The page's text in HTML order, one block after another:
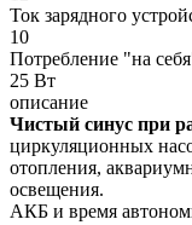
Ток зарядного
10
Потребление "на
25 Вт
описание
Чистый синус при
циркуляционных
отопления,
освещения.
АКБ и время